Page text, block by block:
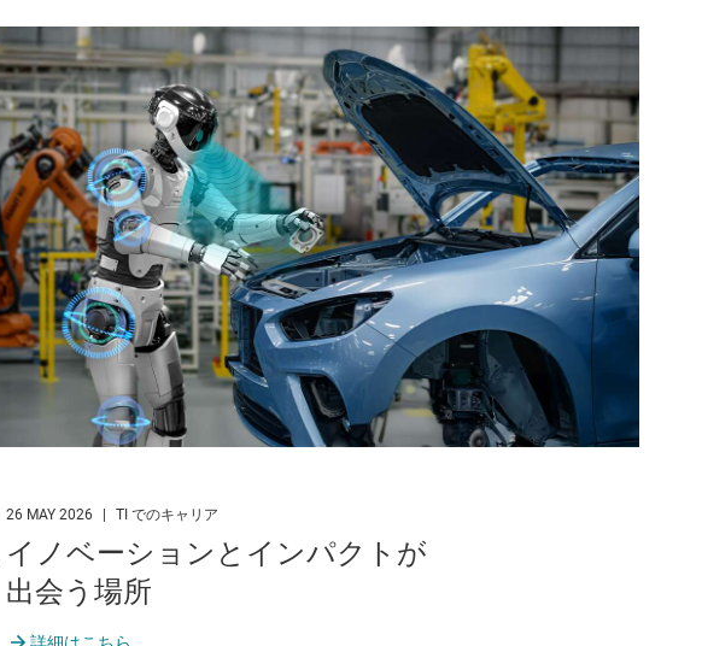
26 MAY 2026 TI でのキャリア
イノベーションとインパクトが
出会う場所